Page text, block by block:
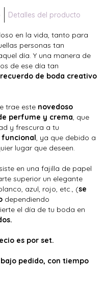
Detalles del producto
en la vida, tanto para
personas tan
día. Y una manera de
de ese día tan
recuerdo de boda creativo
trae este novedoso
perfume y crema, que
y frescura a tu
funcional, ya que debido a
lugar que deseen.
en una fajilla de papel
superior un elegante
azul, rojo, etc., (se
dependiendo
el día de tu boda en
es por set.
pedido, con tiempo